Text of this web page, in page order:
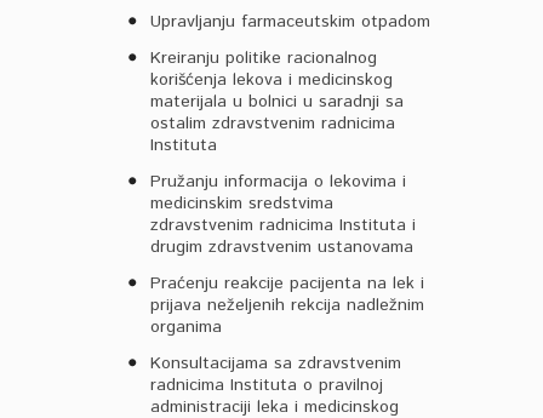
Upravljanju farmaceutskim otpadom
Kreiranju politike racionalnog
korišćenja lekova i medicinskog
materijala u bolnici u saradnji sa
ostalim zdravstvenim radnicima
Instituta
Pružanju informacija o lekovima i
medicinskim sredstvima
zdravstvenim radnicima Instituta i
drugim zdravstvenim ustanovama
Praćenju reakcije pacijenta na lek i
prijava neželjenih rekcija nadležnim
organima
Konsultacijama sa zdravstvenim
radnicima Instituta o pravilnoj
administraciji leka i medicinskog